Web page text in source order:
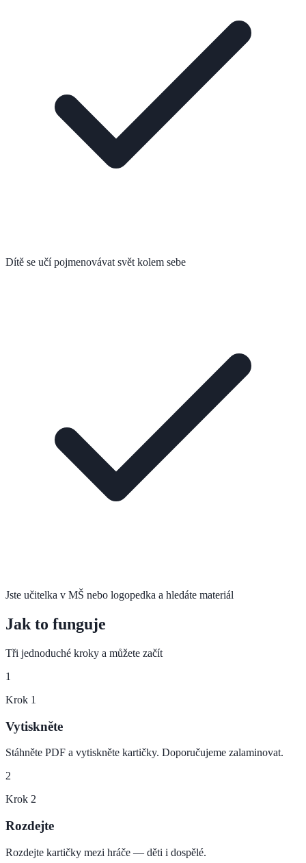
Dítě se učí pojmenovávat svět kolem sebe
Jste učitelka v MŠ nebo logopedka a hledáte materiál
Jak to funguje
Tři jednoduché kroky a můžete začít
1
Krok 1
Vytiskněte
Stáhněte PDF a vytiskněte kartičky. Doporučujeme zalaminovat.
2
Krok 2
Rozdejte
Rozdejte kartičky mezi hráče — děti i dospělé.